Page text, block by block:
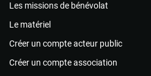
Les missions de bénévolat
Le matériel
Créer un compte acteur public
Créer un compte association